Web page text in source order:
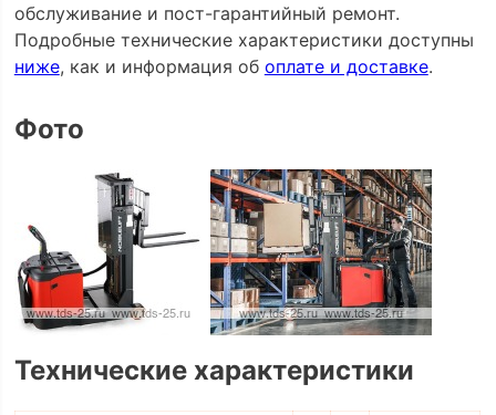
обслуживание и пост-гарантийный ремонт.
Подробные технические характеристики доступны
ниже, как и информация об оплате и доставке.
Фото
Технические характеристики